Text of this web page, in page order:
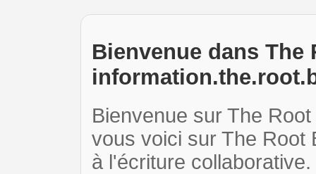
Bienvenue dans The
Bienvenue sur The
vous voici sur The Root
à l'écriture